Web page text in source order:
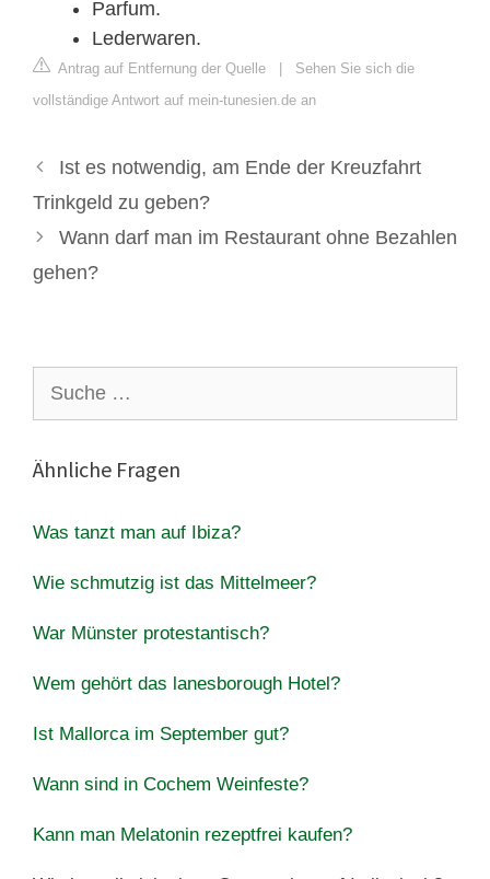
Parfum.
Lederwaren.
Antrag auf Entfernung der Quelle | Sehen Sie sich die
vollständige Antwort auf mein-tunesien.de an
Ist es notwendig, am Ende der Kreuzfahrt
Trinkgeld zu geben?
Wann darf man im Restaurant ohne Bezahlen
gehen?
nach:
Ähnliche Fragen
Was tanzt man auf Ibiza?
Wie schmutzig ist das Mittelmeer?
War Münster protestantisch?
Wem gehört das lanesborough Hotel?
Ist Mallorca im September gut?
Wann sind in Cochem Weinfeste?
Kann man Melatonin rezeptfrei kaufen?